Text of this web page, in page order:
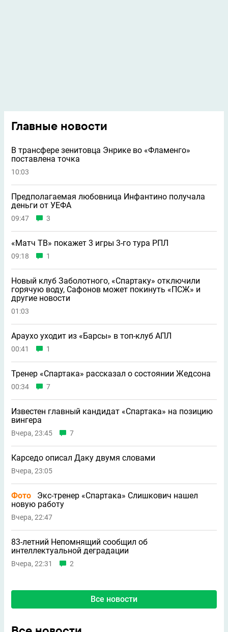
Главные новости
В трансфере зенитовца Энрике во «Фламенго»
поставлена точка
10:03
Предполагаемая любовница Инфантино получала
деньги от УЕФА
09:47 3
«Матч ТВ» покажет 3 игры 3-го тура РПЛ
09:18 1
Новый клуб Заболотного, «Спартаку» отключили
горячую воду, Сафонов может покинуть «ПСЖ» и
другие новости
01:03
Араухо уходит из «Барсы» в топ-клуб АПЛ
00:41 1
Тренер «Спартака» рассказал о состоянии Жедсона
00:34 7
Известен главный кандидат «Спартака» на позицию
вингера
Вчера, 23:45 7
Карседо описал Даку двумя словами
Вчера, 23:05
Фото
Экс-тренер «Спартака» Слишкович нашел
новую работу
Вчера, 22:47
83-летний Непомнящий сообщил об
интеллектуальной деградации
Вчера, 22:31 2
Все новости